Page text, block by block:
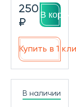
250
₽
В
Купить в 1
В наличии